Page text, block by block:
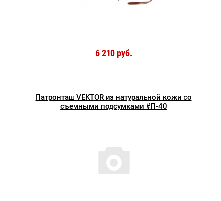
6 210 руб.
Патронташ VEKTOR из натуральной кожи со
съемными подсумками #П-40